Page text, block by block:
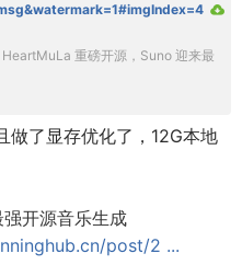
重磅开源，Suno 迎来最
做了显存优化了，12G本地
开源音乐生成
post/2 ...